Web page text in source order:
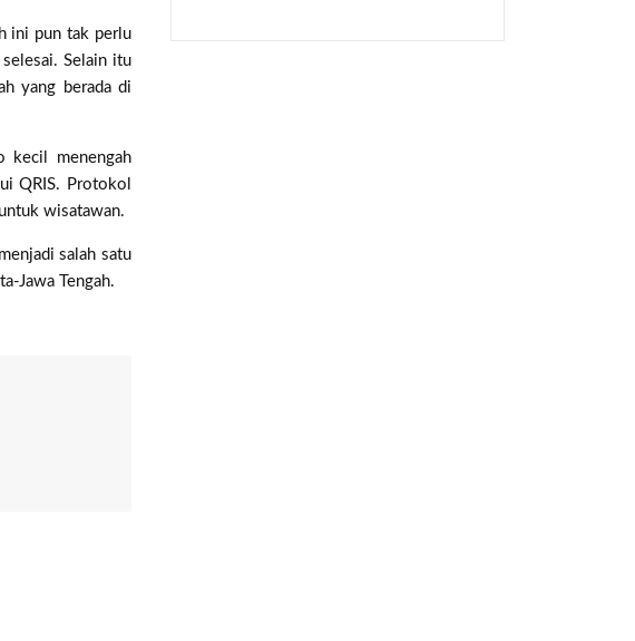
ini pun tak perlu
Selain itu
yang berada di
kecil menengah
QRIS. Protokol
wisatawan.
salah satu
Jawa Tengah.